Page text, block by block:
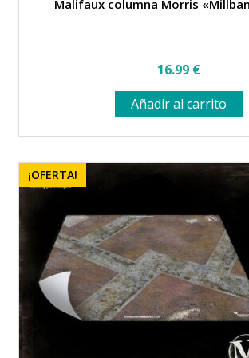
Malifaux columna Morris
16.99 €
Añadir al carrito
¡OFERTA!